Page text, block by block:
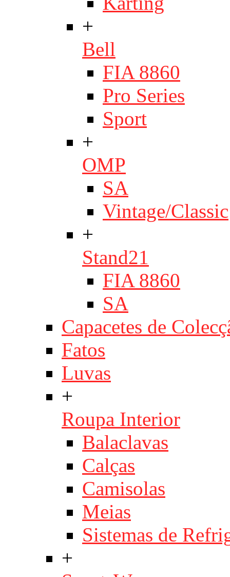
+
Bell
FIA 8860
Pro Series
Sport
+
OMP
SA
Vintage/Classic
+
Stand21
FIA 8860
SA
Capacetes de
Fatos
Luvas
+
Roupa Interior
Balaclavas
Calças
Camisolas
Meias
Sistemas de
+